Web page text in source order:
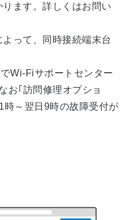
ます。詳しくはお問い
って、同時接続端末台
Wi-Fiサポートセンター
お｢訪問修理オプショ
時～翌日9時の故障受付が